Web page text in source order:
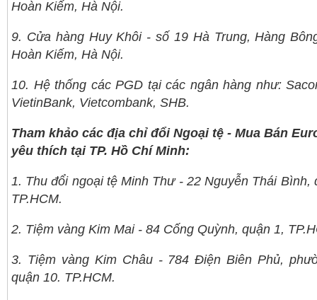
Hoàn Kiếm, Hà Nội.
9. Cửa hàng Huy Khôi - số 19 Hà Trung, Hàng
Hoàn Kiếm, Hà Nội.
10. Hệ thống các PGD tại các ngân hàng như:
VietinBank, Vietcombank, SHB.
Tham khảo các địa chỉ đổi Ngoại tệ - Mua Bán
yêu thích tại TP. Hồ Chí Minh:
1. Thu đổi ngoại tệ Minh Thư - 22 Nguyễn Thái Bình,
TP.HCM.
2. Tiệm vàng Kim Mai - 84 Cống Quỳnh, quận 1,
3. Tiệm vàng Kim Châu - 784 Điện Biên Phủ,
quận 10. TP.HCM.